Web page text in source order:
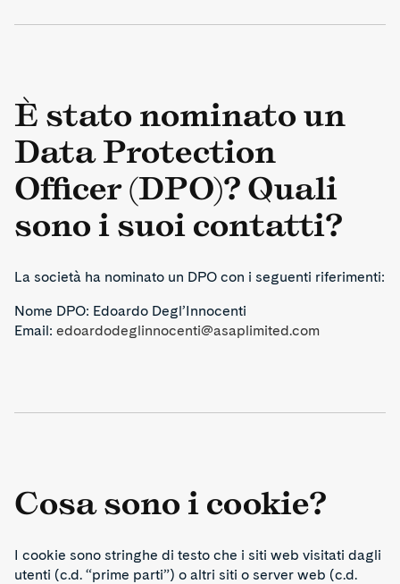
È stato nominato un
Data Protection
Officer (DPO)? Quali
sono i suoi contatti?
La società ha nominato un DPO con i seguenti riferimenti:
Nome DPO: Edoardo Degl’Innocenti
Email: edoardodeglinnocenti@asaplimited.com
Cosa sono i cookie?
I cookie sono stringhe di testo che i siti web visitati dagli
utenti (c.d. “prime parti”) o altri siti o server web (c.d.